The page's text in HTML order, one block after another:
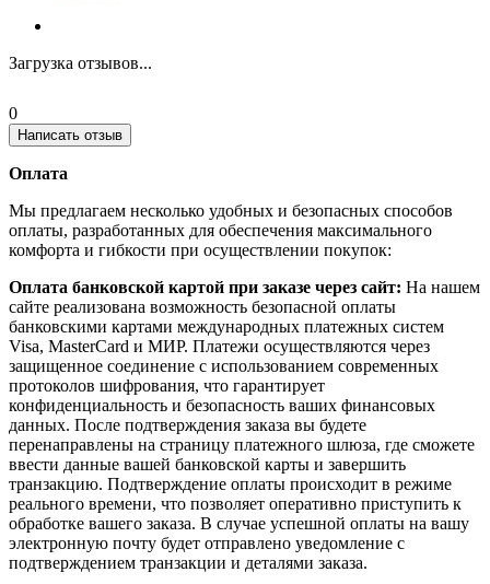
Загрузка отзывов...
0
Написать отзыв
Оплата
Мы предлагаем несколько удобных и безопасных способов
оплаты, разработанных для обеспечения максимального
комфорта и гибкости при осуществлении покупок:
Оплата банковской картой при заказе через сайт: На нашем
сайте реализована возможность безопасной оплаты
банковскими картами международных платежных систем
Visa, MasterCard и МИР. Платежи осуществляются через
защищенное соединение с использованием современных
протоколов шифрования, что гарантирует
конфиденциальность и безопасность ваших финансовых
данных. После подтверждения заказа вы будете
перенаправлены на страницу платежного шлюза, где сможете
ввести данные вашей банковской карты и завершить
транзакцию. Подтверждение оплаты происходит в режиме
реального времени, что позволяет оперативно приступить к
обработке вашего заказа. В случае успешной оплаты на вашу
электронную почту будет отправлено уведомление с
подтверждением транзакции и деталями заказа.